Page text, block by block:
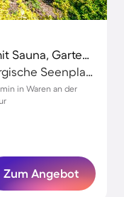
Wunderschönes Ferienhaus mit Sauna, Garten und Grill
Waren (Müritz), Mecklenburgische Seenplatte, Deutschland
in Waren an der
Zum Angebot